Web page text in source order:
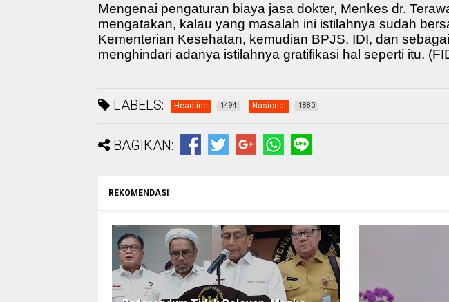
Mengenai pengaturan biaya jasa dokter, Menkes dr.
mengatakan, kalau yang masalah ini istilahnya sudah
Kementerian Kesehatan, kemudian BPJS, IDI, dan
menghindari adanya istilahnya gratifikasi hal seperti itu.
LABELS: Headline 1494 Nasional 1880
BAGIKAN:
REKOMENDASI